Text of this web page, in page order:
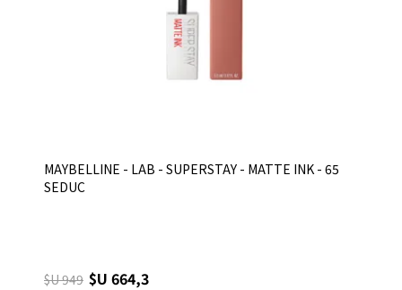
MAYBELLINE - LAB - SUPERSTAY - MATTE INK - 65
SEDUC
$U 949 $U 664,3